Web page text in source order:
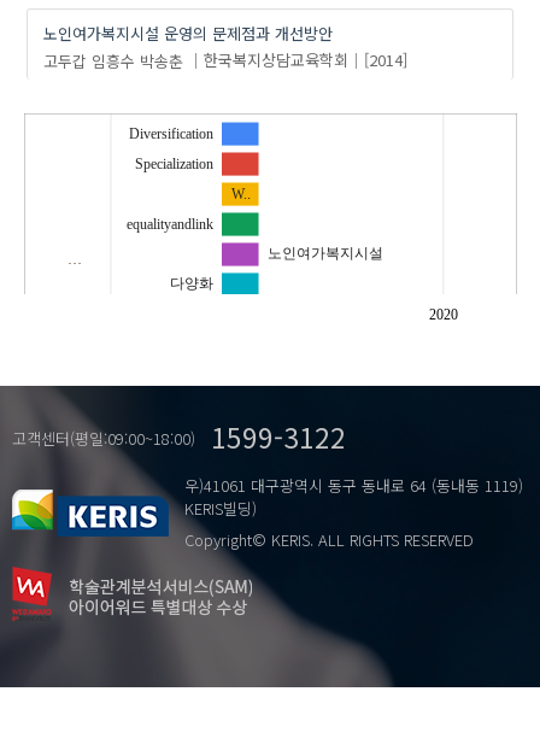
노인여가복지시설 운영의 문제점과 개선방안
고두갑 임흥수 박송춘 한국복지상담교육학회 [2014]
2020
…
Diversification
Specialization
W..
equalityandlink
노인여가복지시설
다양화
고객센터(평일:09:00~18:00) 1599-3122
우)41061 대구광역시 동구 동내로 64 (동내동 1119)
KERIS빌딩)
Copyright© KERIS. ALL RIGHTS RESERVED